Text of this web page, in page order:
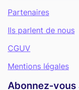
Partenaires
Ils parlent de nous
CGUV
Mentions légales
Abonnez-